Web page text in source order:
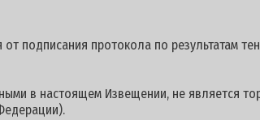
подписания протокола по результатам
в настоящем Извещении, не является